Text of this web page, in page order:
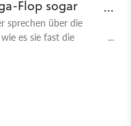
Flop sogar
sprechen über die
es sie fast die